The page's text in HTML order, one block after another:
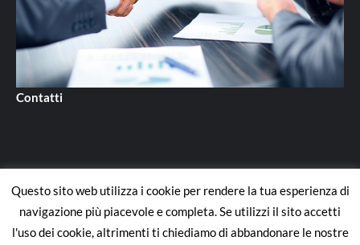
Contatti
Contatti
Questo sito web utilizza i cookie per rendere la tua esperienza di
navigazione più piacevole e completa. Se utilizzi il sito accetti
l'uso dei cookie, altrimenti ti chiediamo di abbandonare le nostre